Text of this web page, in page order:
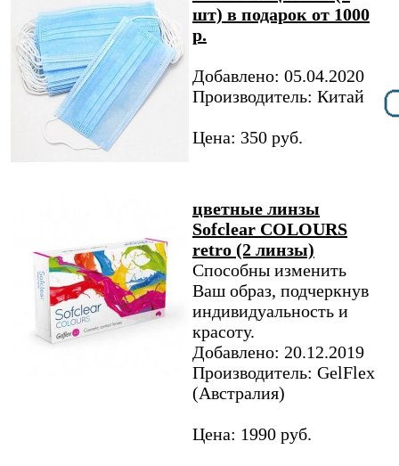
шт) в подарок от 1000
р.
Добавлено: 05.04.2020
Производитель: Китай
Цена: 350 руб.
цветные линзы
Sofclear COLOURS
retro (2 линзы)
Способны изменить
Ваш образ, подчеркнув
индивидуальность и
красоту.
Добавлено: 20.12.2019
Производитель: GelFlex
(Австралия)
Цена: 1990 руб.